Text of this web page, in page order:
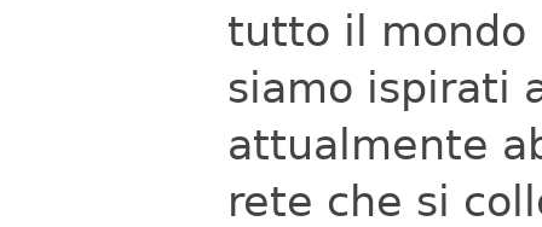
tutto il mondo
siamo ispirati
attualmente
rete che si